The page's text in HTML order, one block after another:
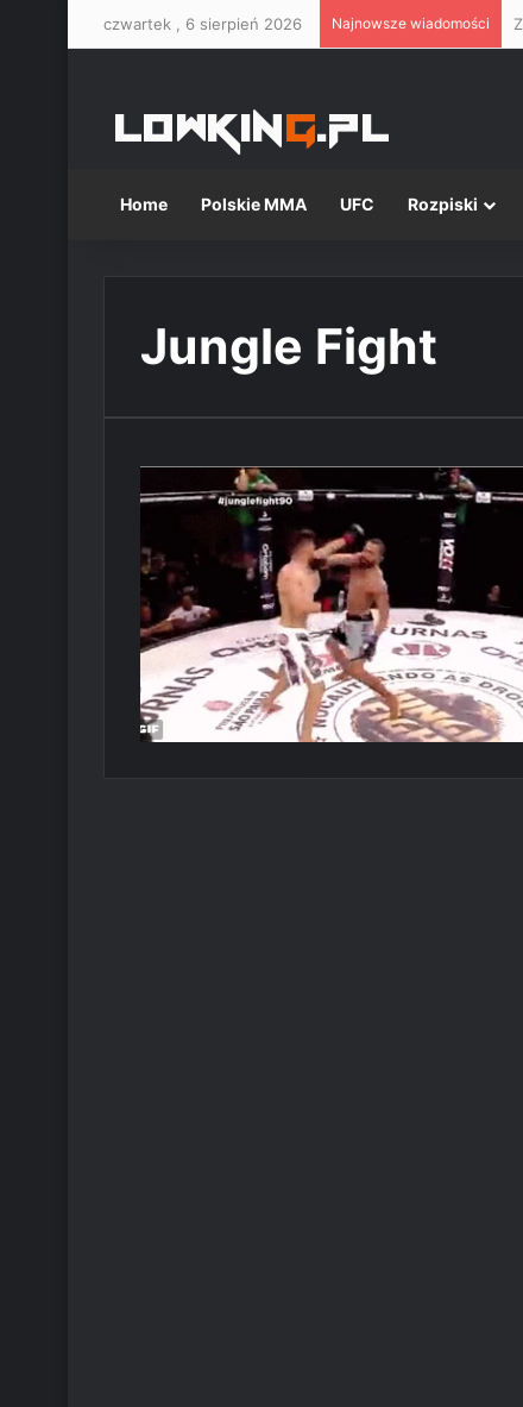
czwartek , 6 sierpień 2026 Najnowsze wiadomości
Home Polskie MMA UFC Rozpiski
Jungle Fight